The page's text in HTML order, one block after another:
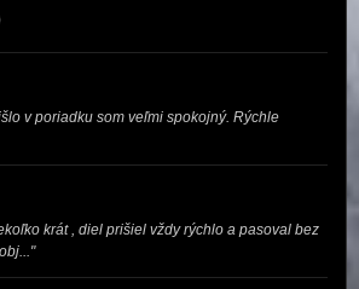
v poriadku som veľmi spokojný. Rýchle
krát , diel prišiel vždy rýchlo a pasoval bez